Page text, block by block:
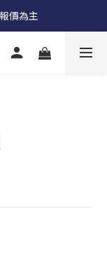
列產品調漲 3%
價為主
列產品調漲 3%